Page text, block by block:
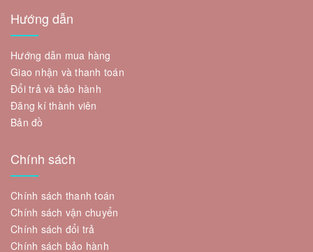
Hướng dẫn
Hướng dẫn mua hàng
Giao nhận và thanh toán
Đổi trả và bảo hành
Đăng kí thành viên
Bản đồ
Chính sách
Chính sách thanh toán
Chính sách vận chuyển
Chính sách đổi trả
Chính sách bảo hành